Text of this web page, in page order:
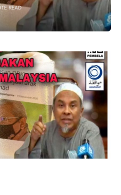
READ